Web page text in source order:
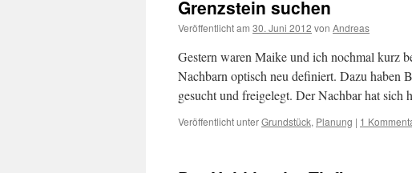
Grenzstein suchen
Veröffentlicht am 30. Juni 2012 von Andreas
Gestern waren Maike und ich nochmal kurz
Nachbarn optisch neu definiert. Dazu haben
gesucht und freigelegt. Der Nachbar hat sich
Veröffentlicht unterGrundstück, Planung | 1